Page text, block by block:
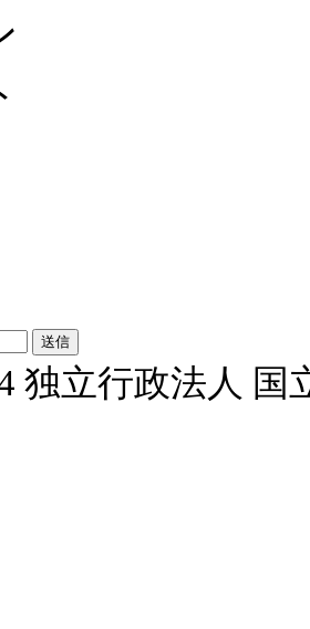
独立行政法人 国